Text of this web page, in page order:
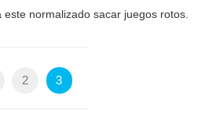
normalizado sacar juegos rotos.
2 3